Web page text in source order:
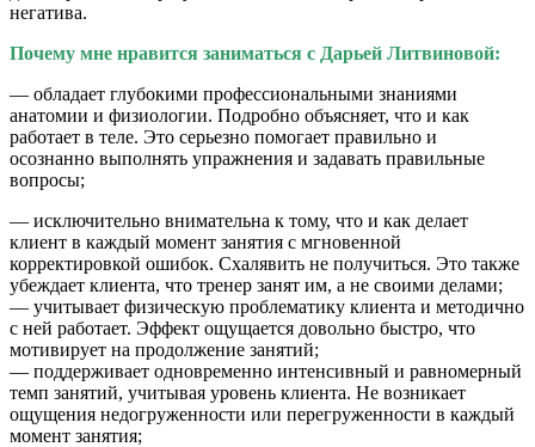
негатива.
Почему мне нравится заниматься с Дарьей Литвиновой:
— обладает глубокими профессиональными знаниями
анатомии и физиологии. Подробно объясняет, что и как
работает в теле. Это серьезно помогает правильно и
осознанно выполнять упражнения и задавать правильные
вопросы;
— исключительно внимательна к тому, что и как делает
клиент в каждый момент занятия с мгновенной
корректировкой ошибок. Схалявить не получиться. Это также
убеждает клиента, что тренер занят им, а не своими делами;
— учитывает физическую проблематику клиента и методично
с ней работает. Эффект ощущается довольно быстро, что
мотивирует на продолжение занятий;
— поддерживает одновременно интенсивный и равномерный
темп занятий, учитывая уровень клиента. Не возникает
ощущения недогруженности или перегруженности в каждый
момент занятия;